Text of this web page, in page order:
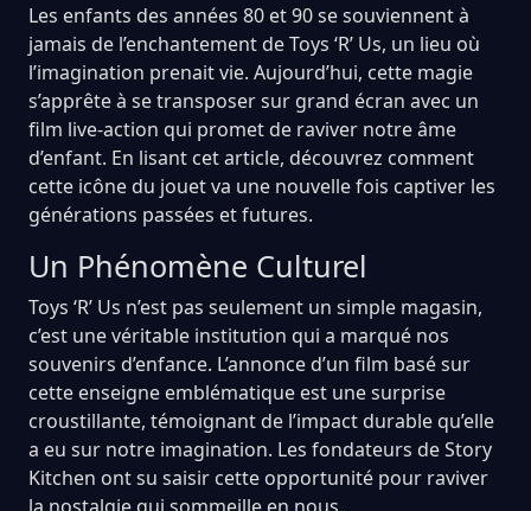
Les enfants des années 80 et 90 se souviennent à
jamais de l’enchantement de Toys ‘R’ Us, un lieu où
l’imagination prenait vie. Aujourd’hui, cette magie
s’apprête à se transposer sur grand écran avec un
film live-action qui promet de raviver notre âme
d’enfant. En lisant cet article, découvrez comment
cette icône du jouet va une nouvelle fois captiver les
générations passées et futures.
Un Phénomène Culturel
Toys ‘R’ Us n’est pas seulement un simple magasin,
c’est une véritable institution qui a marqué nos
souvenirs d’enfance. L’annonce d’un film basé sur
cette enseigne emblématique est une surprise
croustillante, témoignant de l’impact durable qu’elle
a eu sur notre imagination. Les fondateurs de Story
Kitchen ont su saisir cette opportunité pour raviver